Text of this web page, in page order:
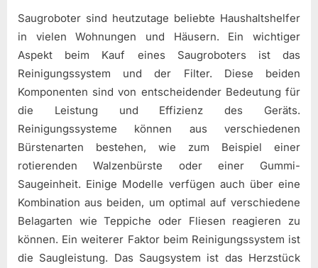
Saugroboter sind heutzutage beliebte Haushaltshelfer
in vielen Wohnungen und Häusern. Ein wichtiger
Aspekt beim Kauf eines Saugroboters ist das
Reinigungssystem und der Filter. Diese beiden
Komponenten sind von entscheidender Bedeutung für
die Leistung und Effizienz des Geräts.
Reinigungssysteme können aus verschiedenen
Bürstenarten bestehen, wie zum Beispiel einer
rotierenden Walzenbürste oder einer Gummi-
Saugeinheit. Einige Modelle verfügen auch über eine
Kombination aus beiden, um optimal auf verschiedene
Belagarten wie Teppiche oder Fliesen reagieren zu
können. Ein weiterer Faktor beim Reinigungssystem ist
die Saugleistung. Das Saugsystem ist das Herzstück